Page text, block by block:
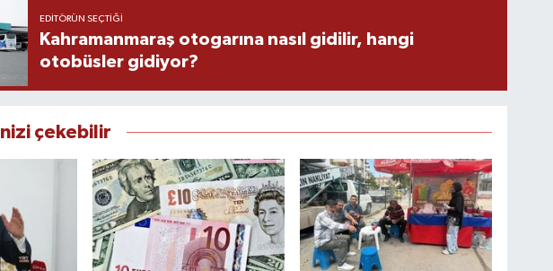
EDITÖRÜN SEÇTIĞI
Kahramanmaraş otogarına nasıl gidilir, hangi
otobüsler gidiyor?
çekebilir